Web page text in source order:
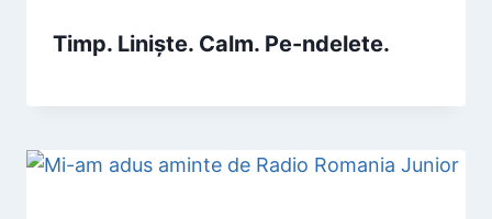
Timp. Liniște. Calm. Pe-ndelete.